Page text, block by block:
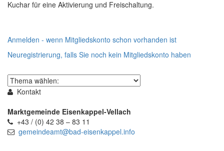
Kuchar für eine Aktivierung und Freischaltung.
Anmelden - wenn Mitgliedskonto schon vorhanden ist
Neuregistrierung, falls Sie noch kein Mitgliedskonto haben
Thema
wählen
Kontakt
Marktgemeinde Eisenkappel-Vellach
+43 / (0) 42 38 – 83 11
gemeindeamt@bad-eisenkappel.info